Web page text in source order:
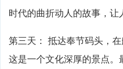
时代的曲折动人的故事，让
第三天： 抵达奉节码头，
这是一个文化深厚的景点